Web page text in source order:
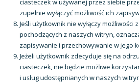
ciasteczek w używanej przez siebie
zupełnie wyłączyć możliwość ich
Jeśli użytkownik nie wyłączy
pochodzących z naszych witryn,
zapisywanie i przechowywanie w jego
Jeżeli użytkownik zdecyduje się na
ciasteczek, nie będzie możliwe
i usług udostępnianych w naszych